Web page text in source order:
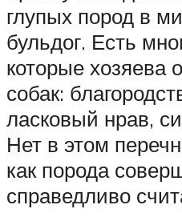
глупых пород в
бульдог. Есть
которые хозяева
собак:
ласковый нрав,
Нет в этом
как порода
справедливо